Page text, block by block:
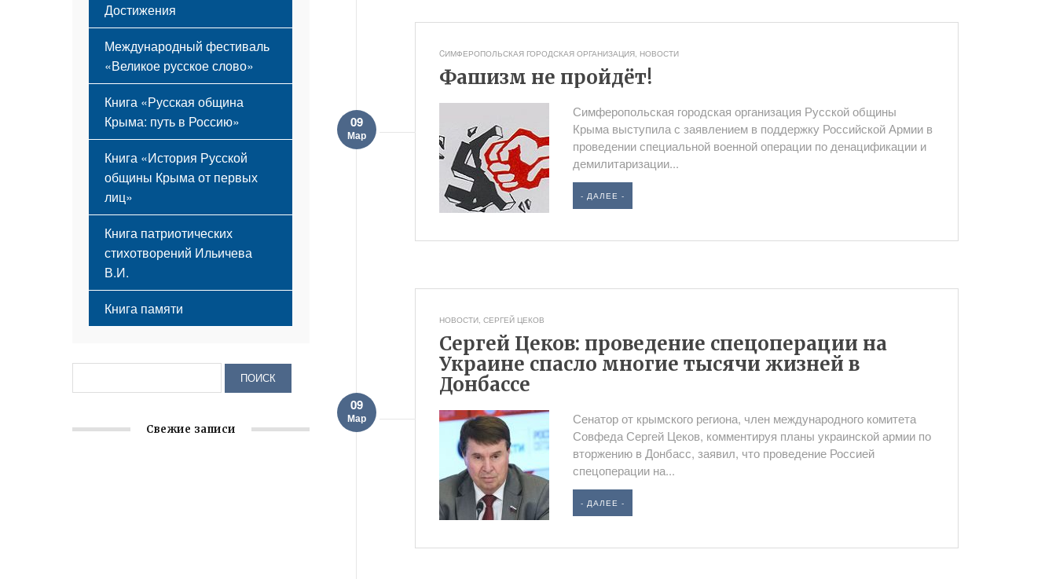
CИМФЕРОПОЛЬСКАЯ ГОРОДСКАЯ ОРГАНИЗАЦИЯ, НОВОСТИ
Фашизм не пройдёт!
09
Мар
Симферопольская городская организация Русской общины
Крыма выступила с заявлением в поддержку Российской Армии в
проведении специальной военной операции по денацификации и
демилитаризации...
- ДАЛЕЕ -
НОВОСТИ,СЕРГЕЙ ЦЕКОВ
Сергей Цеков: проведение спецоперации на
Украине спасло многие тысячи жизней в
Донбассе
09
Мар
Сенатор от крымского региона, член международного комитета
Совфеда Сергей Цеков, комментируя планы украинской армии по
вторжению в Донбасс, заявил, что проведение Россией
спецоперации на...
- ДАЛЕЕ -
Достижения
Международный фестиваль
«Великое русское слово»
Книга «Русская община
Крыма: путь в Россию»
Книга «История Русской
общины Крыма от первых
лиц»
Книга патриотических
стихотворений Ильичева
В.И.
Книга памяти
Свежие записи